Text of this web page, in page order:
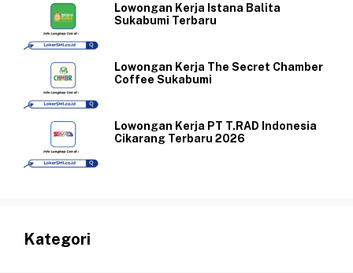
Lowongan Kerja Istana Balita
Sukabumi Terbaru
Lowongan Kerja The Secret Chamber
Coffee Sukabumi
Lowongan Kerja PT T.RAD Indonesia
Cikarang Terbaru 2026
Kategori